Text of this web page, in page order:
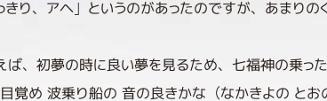
きり、アヘ」というのがあったのですが、あまりの
ば、初夢の時に良い夢を見るため、七福神の乗っ
覚め 波乗り船の 音の良きかな（なかきよの と